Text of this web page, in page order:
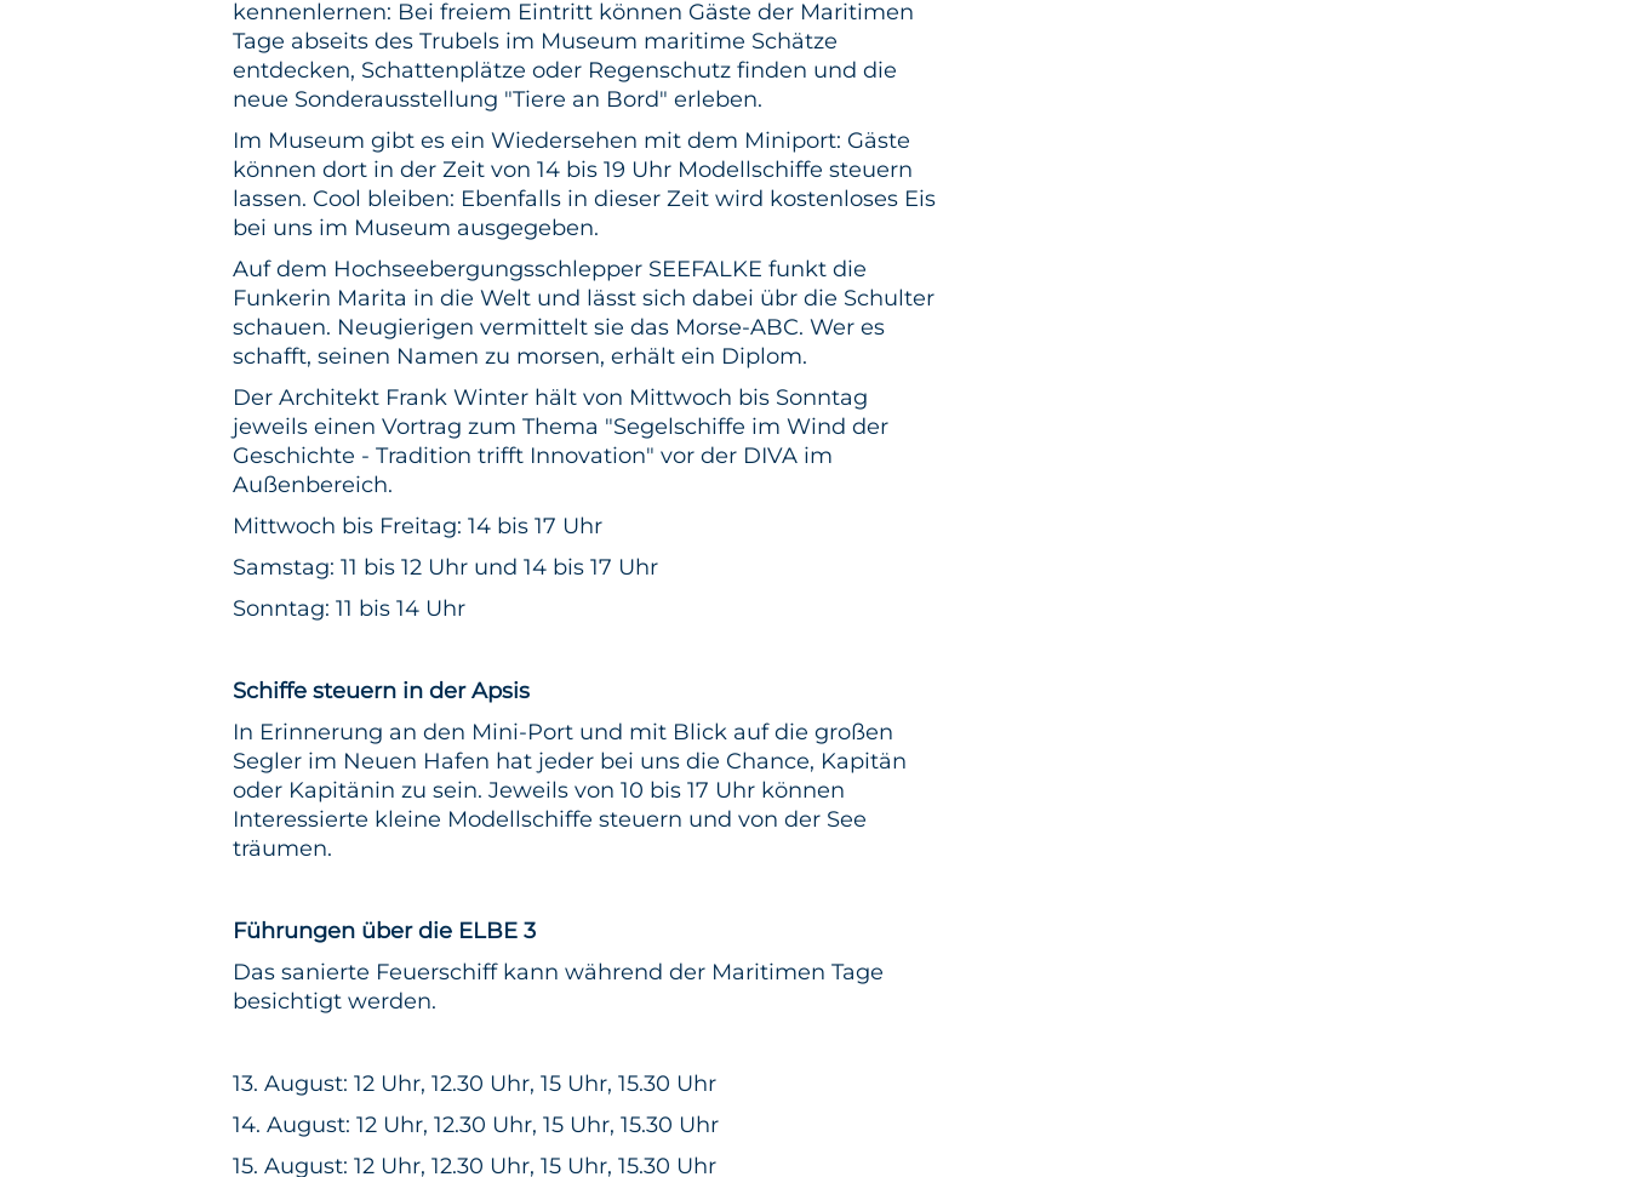
kennenlernen: Bei freiem Eintritt können Gäste der Maritimen
Tage abseits des Trubels im Museum maritime Schätze
entdecken, Schattenplätze oder Regenschutz finden und die
neue Sonderausstellung "Tiere an Bord" erleben.
Im Museum gibt es ein Wiedersehen mit dem Miniport: Gäste
können dort in der Zeit von 14 bis 19 Uhr Modellschiffe steuern
lassen. Cool bleiben: Ebenfalls in dieser Zeit wird kostenloses Eis
bei uns im Museum ausgegeben.
Auf dem Hochseebergungsschlepper SEEFALKE funkt die
Funkerin Marita in die Welt und lässt sich dabei übr die Schulter
schauen. Neugierigen vermittelt sie das Morse-ABC. Wer es
schafft, seinen Namen zu morsen, erhält ein Diplom.
Der Architekt Frank Winter hält von Mittwoch bis Sonntag
jeweils einen Vortrag zum Thema "Segelschiffe im Wind der
Geschichte - Tradition trifft Innovation" vor der DIVA im
Außenbereich.
Mittwoch bis Freitag: 14 bis 17 Uhr
Samstag: 11 bis 12 Uhr und 14 bis 17 Uhr
Sonntag: 11 bis 14 Uhr
Schiffe steuern in der Apsis
In Erinnerung an den Mini-Port und mit Blick auf die großen
Segler im Neuen Hafen hat jeder bei uns die Chance, Kapitän
oder Kapitänin zu sein. Jeweils von 10 bis 17 Uhr können
Interessierte kleine Modellschiffe steuern und von der See
träumen.
Führungen über die ELBE 3
Das sanierte Feuerschiff kann während der Maritimen Tage
besichtigt werden.
13. August: 12 Uhr, 12.30 Uhr, 15 Uhr, 15.30 Uhr
14. August: 12 Uhr, 12.30 Uhr, 15 Uhr, 15.30 Uhr
15. August: 12 Uhr, 12.30 Uhr, 15 Uhr, 15.30 Uhr